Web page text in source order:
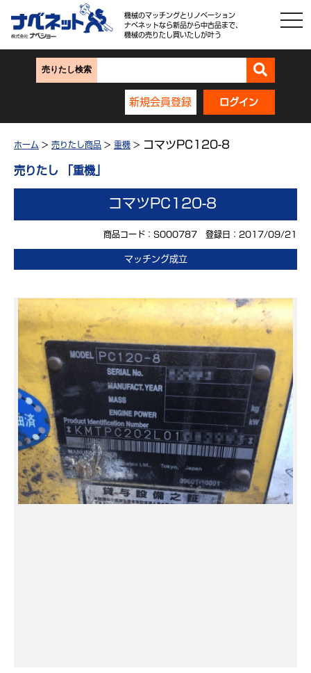
機械のマッチングとリノベーション
ナベネットなら新品から中古品まで、
機械の売りたし買いたしが叶う
売りたし検索
新規会員登録 ログイン
ホーム > 売りたし商品 > 重機 > コマツPC120-8
売りたし 「重機」
コマツPC120-8
商品コード：S000787 登録日：2017/09/21
マッチング成立